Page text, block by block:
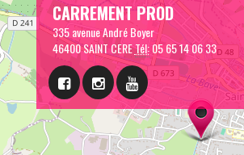
CARREMENT PROD
335 avenue André Boyer
46400 SAINT CERETél:05 65 14 06 33